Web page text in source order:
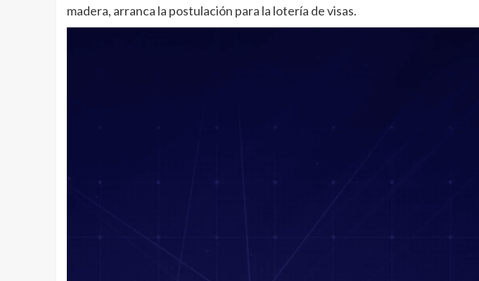
madera, arranca la postulación para la lotería de visas.